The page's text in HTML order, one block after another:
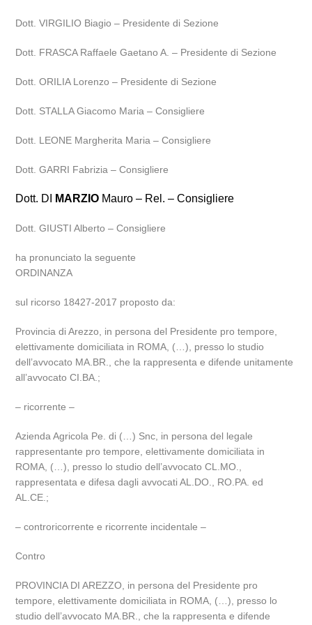
Dott. VIRGILIO Biagio – Presidente di Sezione
Dott. FRASCA Raffaele Gaetano A. – Presidente di Sezione
Dott. ORILIA Lorenzo – Presidente di Sezione
Dott. STALLA Giacomo Maria – Consigliere
Dott. LEONE Margherita Maria – Consigliere
Dott. GARRI Fabrizia – Consigliere
Dott. DI MARZIO Mauro – Rel. – Consigliere
Dott. GIUSTI Alberto – Consigliere
ha pronunciato la seguente
ORDINANZA
sul ricorso 18427-2017 proposto da:
Provincia di Arezzo, in persona del Presidente pro tempore,
elettivamente domiciliata in ROMA, (…), presso lo studio
dell’avvocato MA.BR., che la rappresenta e difende unitamente
all’avvocato CI.BA.;
– ricorrente –
Azienda Agricola Pe. di (…) Snc, in persona del legale
rappresentante pro tempore, elettivamente domiciliata in
ROMA, (…), presso lo studio dell’avvocato CL.MO.,
rappresentata e difesa dagli avvocati AL.DO., RO.PA. ed
AL.CE.;
– controricorrente e ricorrente incidentale –
Contro
PROVINCIA DI AREZZO, in persona del Presidente pro
tempore, elettivamente domiciliata in ROMA, (…), presso lo
studio dell’avvocato MA.BR., che la rappresenta e difende